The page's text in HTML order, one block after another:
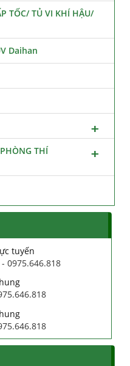
TỐC/ TỦ VI KHÍ HẬU/
Daihan
THÍ
0975.646.818